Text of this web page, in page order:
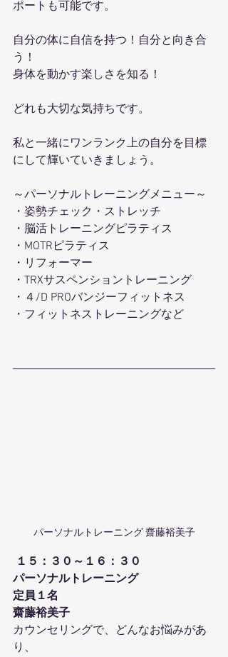
ポートも可能です。
自分の体に自信を持つ！自分と向き合
う！
身体を動かす楽しさを知る！
どれも大切な気持ちです。
私と一緒にワンランク上の自分を目標
にして輝いていきましょう。
～パーソナルトレーニングメニュー～
・姿勢チェック・ストレッチ
・脳活トレーニングピラティス
・MOTRピラティス
・リフォーマー
・TRXサスペンショントレーニング
・４/D PROバンジーフィットネス
・フィットネストレーニングなど
パーソナルトレーニング 齋藤裕美子
１５：３０～１６：３０
パーソナルトレーニング
定員１名
齋藤裕美子
カウンセリングで、どんなお悩みがあ
り、